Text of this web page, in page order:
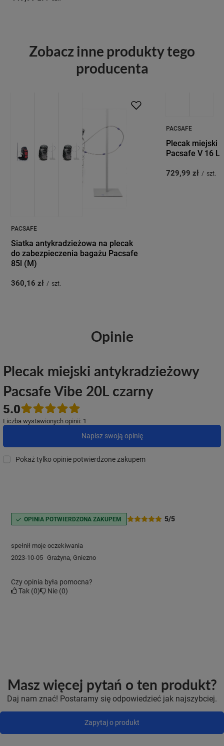
Zobacz inne produkty tego
producenta
PACSAFE
Siatka antykradzieżowa na plecak
do zabezpieczenia bagażu Pacsafe
85l (M)
360,16 zł / szt.
PACSAFE
Plecak miejski
Pacsafe V 16 L
729,99 zł / szt.
Opinie
Plecak miejski antykradzieżowy
Pacsafe Vibe 20L czarny
5.0
Liczba wystawionych opinii: 1
Napisz swoją opinię
Pokaż tylko opinie potwierdzone zakupem
5/5
OPINIA POTWIERDZONA ZAKUPEM
spełnił moje oczekiwania
2023-10-05 Grażyna, Gniezno
Czy opinia była pomocna?
Tak 0 Nie 0
Masz więcej pytań o ten produkt?
Daj nam znać! Postaramy się odpowiedzieć jak najszybciej.
Zapytaj o produkt